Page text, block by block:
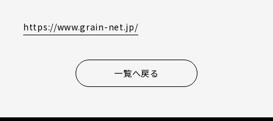
https://www.grain-net.jp/
一覧へ戻る